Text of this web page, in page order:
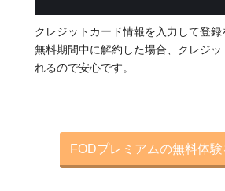
クレジットカード情報を入力して登録
無料期間中に解約した場合、クレジッ
れるので安心です。
FODプレミアムの無料体